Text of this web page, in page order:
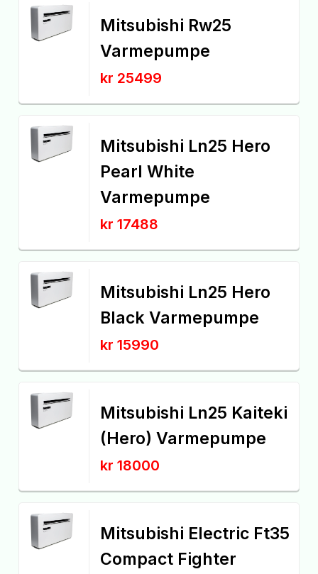
Mitsubishi Rw25
Varmepumpe
kr 25499
Mitsubishi Ln25 Hero
Pearl White
Varmepumpe
kr 17488
Mitsubishi Ln25 Hero
Black Varmepumpe
kr 15990
Mitsubishi Ln25 Kaiteki
(Hero) Varmepumpe
kr 18000
Mitsubishi Electric Ft35
Compact Fighter